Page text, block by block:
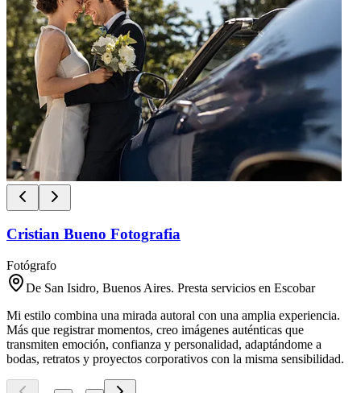
Cristian Bueno Fotografia
Fotógrafo
De San Isidro, Buenos Aires. Presta servicios en Escobar
Mi estilo combina una mirada autoral con una amplia experiencia.
Más que registrar momentos, creo imágenes auténticas que
transmiten emoción, confianza y personalidad, adaptándome a
bodas, retratos y proyectos corporativos con la misma sensibilidad.